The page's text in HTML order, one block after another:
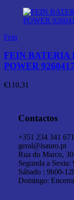
Fein
FEIN BATERIA
POWER
€110,31
Contactos
+351 234 341 671
geral@isauro.pt
Rua do Marco,
Segunda a
Sábado : 9h00-
Domingo: